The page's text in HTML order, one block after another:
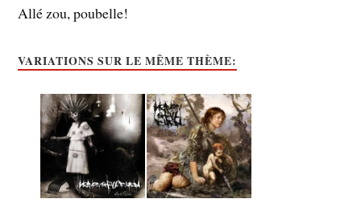
Allé zou, poubelle!
VARIATIONS SUR LE MÊME THÈME: